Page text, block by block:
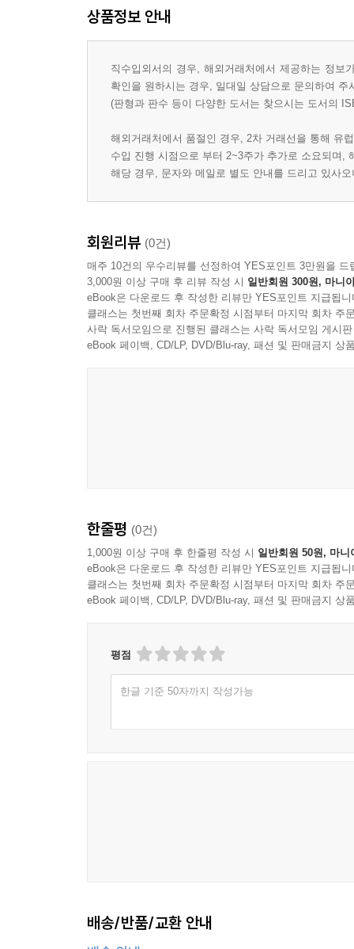
상품정보 안내
직수입외서의 경우, 해외거래처에서 제공하는 정
확인을 원하시는 경우, 일대일 상담으로 문의하여 주
(판형과 판수 등이 다양한 도서는 찾으시는 도서의
해외거래처에서 품절인 경우, 2차 거래선을 통해 유
수입 진행 시점으로 부터 2~3주가 추가로 소요되며,
해당 경우, 문자와 메일로 별도 안내를 드리고 있사
회원리뷰 (0건)
매주 10건의 우수리뷰를 선정하여 YES포인트 3만원을 드
3,000원 이상 구매 후 리뷰 작성 시 일반회원 300원, 마니
eBook은 다운로드 후 작성한 리뷰만 YES포인트 지급됩니
클래스는 첫번째 회차 주문확정 시점부터 마지막 회차 주
사락 독서모임으로 진행된 클래스는 사락 독서모임 게시
eBook 페이백, CD/LP, DVD/Blu-ray, 패션 및 판매금지 상
한줄평 (0건)
1,000원 이상 구매 후 한줄평 작성 시 일반회원 50원, 마니
eBook은 다운로드 후 작성한 리뷰만 YES포인트 지급됩니
클래스는 첫번째 회차 주문확정 시점부터 마지막 회차 주
eBook 페이백, CD/LP, DVD/Blu-ray, 패션 및 판매금지 상
평점
한글 기준 50자까지 작성가능
배송/반품/교환 안내